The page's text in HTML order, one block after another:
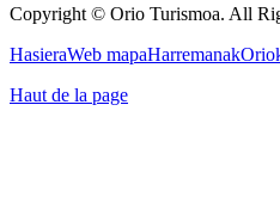
Copyright © Orio Turismoa. All
HasieraWeb mapaHarremanak
Haut de la page